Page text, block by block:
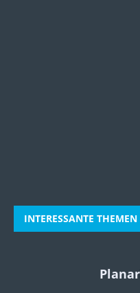
INTERESSANTE THEMEN